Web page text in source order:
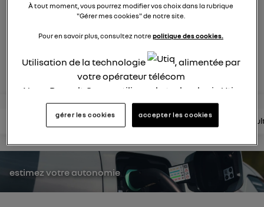
rejoignez
lire les questions lire les articles consultez la brochure
estimez votre autonomie
À tout moment, vous pourrez modifier vos choix dans la rubrique
"Gérer mes cookies" de notre site.
Pour en savoir plus, consultez notrepolitique des cookies.
Utilisation de la technologie
, alimentée par
votre opérateur télécom
Nous, Renault Group, utilisons la technologie Utiq
pour nos activités digitales (telles que décrites
dans cette notice de consentement) et liées à
utilisez une connexion internet fournie parun
opérateur télécom participant
et que vous
consentez sur chaque site).
La technologie Utiq a été conçue pour la
gérer les cookies accepter les cookies